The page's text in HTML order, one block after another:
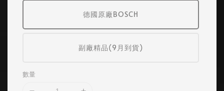
德國原廠BOSCH
副廠精品(9月到貨)
數量